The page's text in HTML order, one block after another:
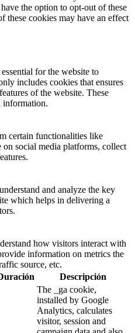
the option to opt-out of these
these cookies may have an effect
for the website to
includes cookies that ensures
of the website. These
information.
certain functionalities like
social media platforms, collect
and analyze the key
which helps in delivering a
how visitors interact with
information on metrics the
source, etc.
Descripción
The _ga cookie,
installed by Google
Analytics, calculates
visitor, session and